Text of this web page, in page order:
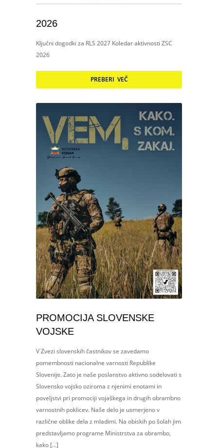
2026
Ključni dogodki za RLS 2027 Koledar aktivnosti ZSC
2026
PREBERI VEČ
PROMOCIJA SLOVENSKE
VOJSKE
V Zvezi slovenskih častnikov se zavedamo
pomembnosti nacionalne varnosti Republike
Slovenije. Zato je naše poslanstvo aktivno sodelovati s
Slovensko vojsko oziroma z njenimi enotami in
poveljstvi pri promociji vojaškega in drugih obrambno
varnostnih poklicev. Naše delo je usmerjeno v
različne oblike dela z mladimi. Na obiskih po šolah jim
predstavljamo programe Ministrstva za obrambo,
kako […]